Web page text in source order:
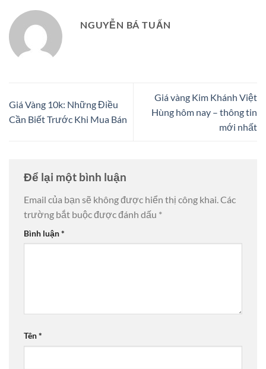
NGUYỄN BÁ TUẤN
Giá Vàng 10k: Những Điều
Cần Biết Trước Khi Mua Bán
Giá vàng Kim Khánh Việt
Hùng hôm nay – thông tin
mới nhất
Để lại một bình luận
Email của bạn sẽ không được hiển thị công khai. Các
trường bắt buộc được đánh dấu *
Bình luận*
Tên*